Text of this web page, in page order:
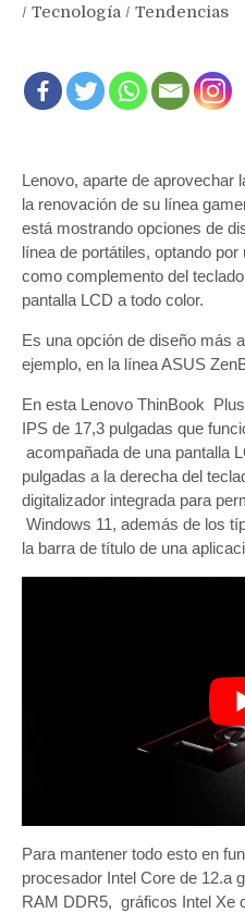
/ Tecnología / Tendencias
Lenovo, aparte de aprovechar
la renovación de su línea
está mostrando opciones de
línea de portátiles, optando
como complemento del
pantalla LCD a todo color.
Es una opción de diseño más
ejemplo, en la línea ASUS
En esta Lenovo ThinBook
IPS de 17,3 pulgadas que
acompañada de una pantalla
pulgadas a la derecha del
digitalizador integrada para
Windows 11, además de los
la barra de título de una
Para mantener todo esto en
procesador Intel Core de 12.a
RAM DDR5, gráficos Intel Xe